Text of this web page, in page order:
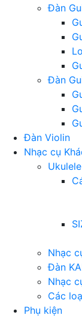
Đàn
Đàn
Đàn Violin
Nhạc cụ
Ukulele
Nhạc
Đàn
Nhạc
Các
Phụ kiện